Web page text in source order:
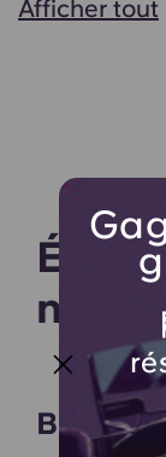
Afficher tout
nos